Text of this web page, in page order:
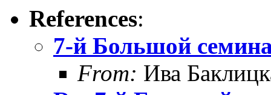
References:
7-й Большой
From: Ива